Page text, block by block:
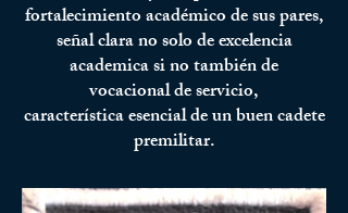
fortalecimiento académico de sus pares,
señal clara no solo de excelencia
academica si notambiénde
vocacionalde servicio,
característicaesencial de un buen cadete
premilitar.